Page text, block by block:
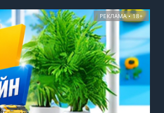
РЕКЛАМА • 18+